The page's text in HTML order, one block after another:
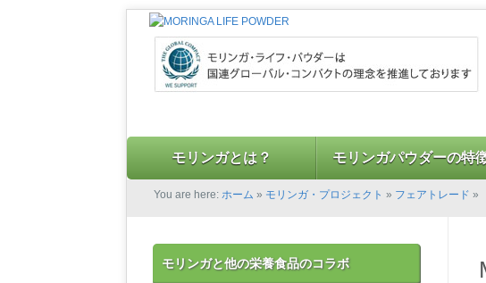
モリンガとは？ モリンガパウダーの特
You are here: ホーム » モリンガ・プロジェクト » フェアトレード »
モリンガと他の栄養食品のコラボ